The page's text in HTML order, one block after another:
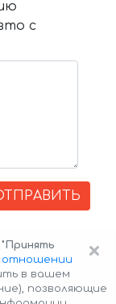
с
×
"Принять
отношении
в вашем
позволяющие